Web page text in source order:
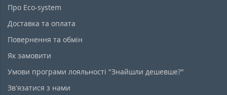
Про Eco-system
Доставка та оплата
Повернення та обмін
Як замовити
Умови програми лояльності "Знайшли дешевше?"
Зв’язатися з нами